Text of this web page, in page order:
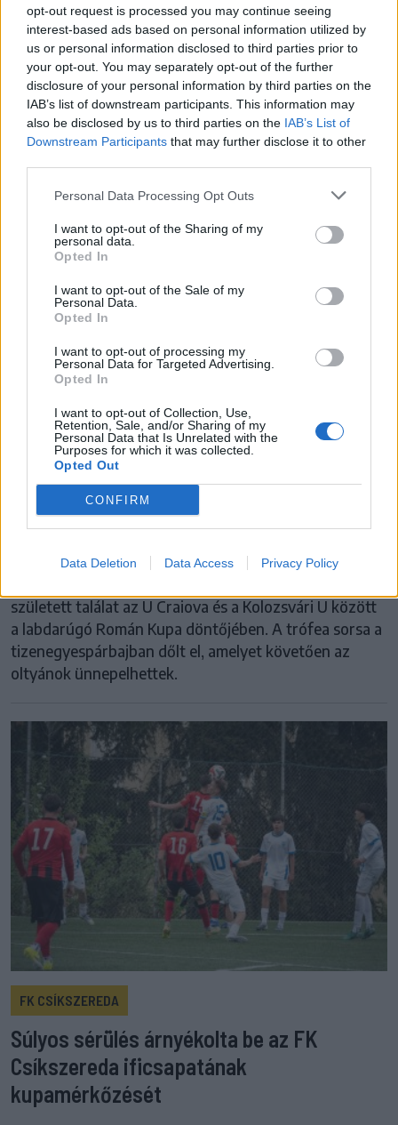
opt-out request is processed you may continue seeing
interest-based ads based on personal information utilized by
us or personal information disclosed to third parties prior to
your opt-out. You may separately opt-out of the further
disclosure of your personal information by third parties on the
IAB’s list of downstream participants. This information may
also be disclosed by us to third parties on the IAB’s List of
Downstream Participants that may further disclose it to other
Personal Data Processing Opt Outs
I want to opt-out of the Sharing of my
personal data.
Opted In
I want to opt-out of the Sale of my
Personal Data.
Opted In
I want to opt-out of processing my
Personal Data for Targeted Advertising.
Opted In
I want to opt-out of Collection, Use,
Retention, Sale, and/or Sharing of my
Personal Data that Is Unrelated with the
Purposes for which it was collected.
Opted Out
CONFIRM
Data Deletion Data Access Privacy Policy
Marosvásárhelyi csapat nyerte a megyei
kupasorozatot
A Marosvásárhelyi Vulturii csapatának győzelmével
zárult a labdarúgó Román Kupa Maros megyei
szakasza, miután a döntőben 2–0-ra múlta felül
Marosludast.
UNIVERSITATEA CRAIOVA
A tizenegyesekig kellett várni a gólokra a
született találat az U Craiova és a Kolozsvári U között
a labdarúgó Román Kupa döntőjében. A trófea sorsa a
tizenegyespárbajban dőlt el, amelyet követően az
oltyánok ünnepelhettek.
FK CSÍKSZEREDA
Súlyos sérülés árnyékolta be az FK
Csíkszereda ificsapatának
kupamérkőzését